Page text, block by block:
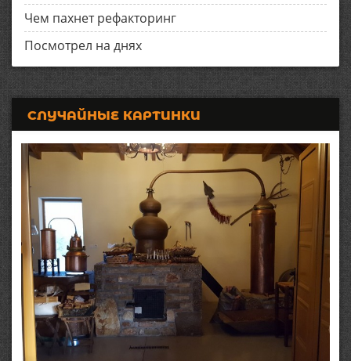
Чем пахнет рефакторинг
Посмотрел на днях
СЛУЧАЙНЫЕ КАРТИНКИ